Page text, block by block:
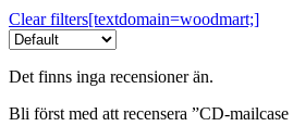
Clear filters[textdomain=woodmart;]
Det finns inga recensioner än.
Bli först med att recensera ”CD-